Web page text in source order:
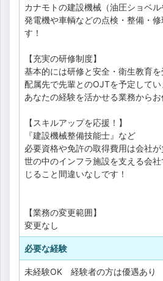
カナモトの建設機械（油圧ショベ
発電機や車輌などの点検・整備・
す！
【充実の研修制度】
基本的には研修と安全・衛生教育を
配属先で先輩とのOJTを予定してい
あなたの経験を活かせる業務からお
【スキルアップを応援！】
『建設機械整備技能士』など
必要資格や免許の取得費用は会社が
世の中のインフラ施設を支える会
じること間違いなしです！
【業務の変更範囲】
変更なし
必要な経験
未経験OK 経験者の方は優遇あり